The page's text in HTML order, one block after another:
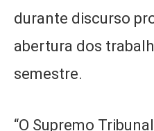
durante discurso
abertura dos
semestre.
“O Supremo